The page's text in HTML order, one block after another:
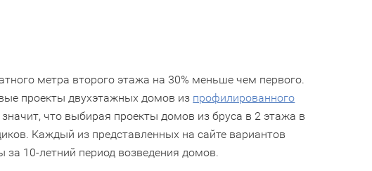
метра второго этажа на 30% меньше чем первого.
проекты двухэтажных домов из профилированного
что выбирая проекты домов из бруса в 2 этажа в
Каждый из представленных на сайте вариантов
10-летний период возведения домов.